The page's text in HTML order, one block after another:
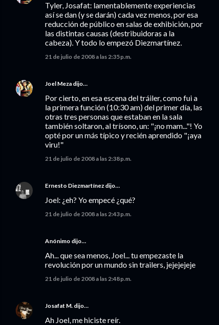
Tyler, Josafat: lamentablemente experiencias
así se dan (y se darán) cada vez menos, por esa
reducción de público en salas de exhibición, por
las distintas causas (destribuidoras a la
cabeza). Y todo lo empezó Diezmartínez.
21 de julio de 2008 a las 2:35 p.m.
Joel Meza dijo…
Por cierto, en esa escena del tráiler, como fui a
la primera función (10:30 am) del primer día, las
otras tres personas que estaban en la sala
también soltaron, al trísono, un: "¡no mam..."! Yo
opté por un más típico y recién aprendido "¡aya
viru!"
21 de julio de 2008 a las 2:38 p.m.
Ernesto Diezmartínez dijo…
Joel: ¿eh? Yo empecé ¿qué?
21 de julio de 2008 a las 2:43 p.m.
Anónimo dijo…
Ah... que sea menos, Joel... tu empezaste la
revolución por un mundo sin trailers, jejejejeje
21 de julio de 2008 a las 2:48 p.m.
Josafat M. dijo…
Ah Joel, me hiciste reír.